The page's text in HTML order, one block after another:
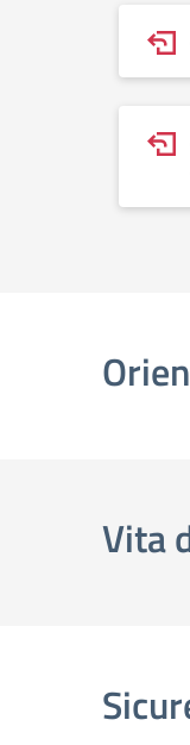
Vita